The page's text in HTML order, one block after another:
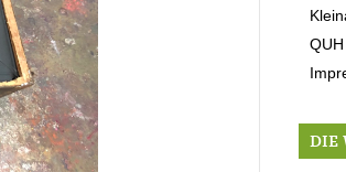
DIE